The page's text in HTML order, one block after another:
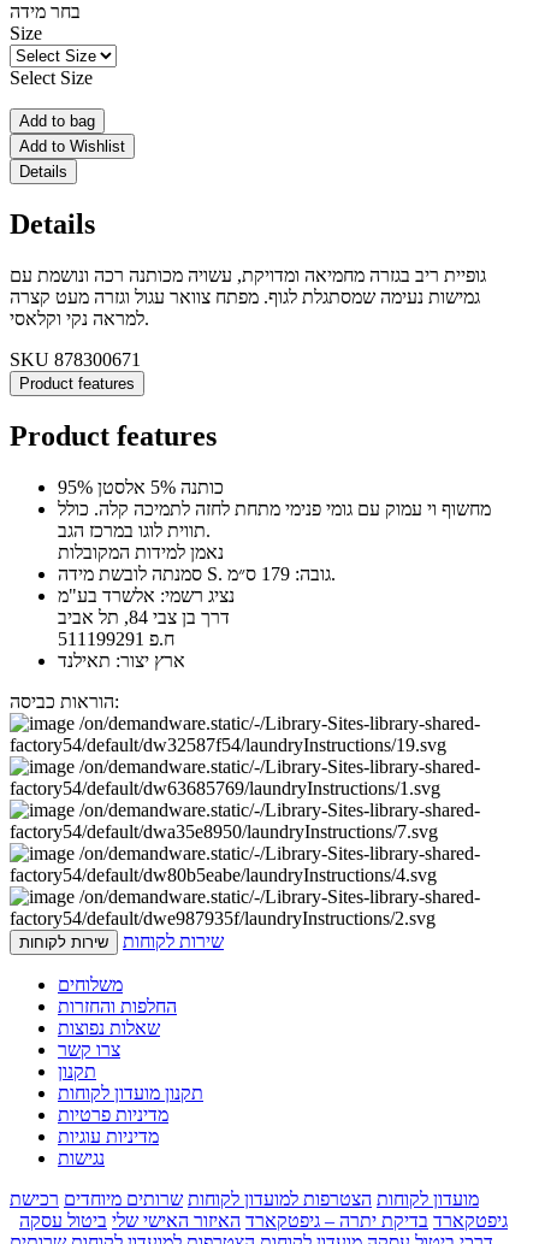
בחר מידה
Size
Select Size
Add to bag
Add to Wishlist
Details
Details
גופיית ריב בגזרה מחמיאה ומדויקת, עשויה מכותנה רכה ונושמת עם
גמישות נעימה שמסתגלת לגוף. מפתח צוואר עגול וגזרה מעט קצרה
למראה נקי וקלאסי.
SKU 878300671
Product features
Product features
95% כותנה 5% אלסטן
מחשוף וי עמוק עם גומי פנימי מתחת לחזה לתמיכה קלה. כולל
תווית לוגו במרכז הגב.
נאמן למידות המקובלות
סמנתה לובשת מידה S. גובה: 179 ס״מ.
נציג רשמי: אלשרד בע"מ
דרך בן צבי 84, תל אביב
ח.פ 511199291
ארץ יצור: תאילנד
הוראות כביסה:
שירות לקוחות שירות לקוחות
משלוחים
החלפות והחזרות
שאלות נפוצות
צרו קשר
תקנון
תקנון מועדון לקוחות
מדיניות פרטיות
מדיניות עוגיות
נגישות
מועדון לקוחות הצטרפות למועדון לקוחות שרותים מיוחדים רכישת
גיפטקארד בדיקת יתרה – גיפטקארד האיזור האישי שלי ביטול עסקה